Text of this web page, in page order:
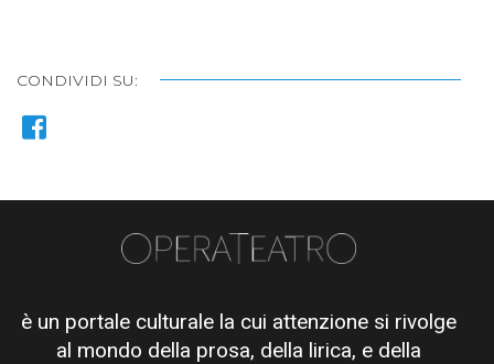
CONDIVIDI SU:
è un portale culturale la cui attenzione si rivolge
al mondo della prosa, della lirica, e della